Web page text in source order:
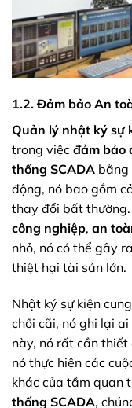
1.2. Đảm bảo An
Quản lý nhật ký sự
trong việc đảm bảo
thống SCADA bằng
động, nó bao gồm
thay đổi bất
công nghiệp, an
nhỏ, nó có thể gây
thiệt hại tài sản lớn.
Nhật ký sự kiện
chối cãi, nó ghi lại
này, nó rất cần
nó thực hiện các
khác của tầm quan
thống SCADA,